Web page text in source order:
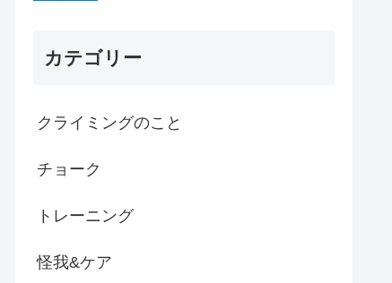
カテゴリー
クライミングのこと
チョーク
トレーニング
怪我&ケア